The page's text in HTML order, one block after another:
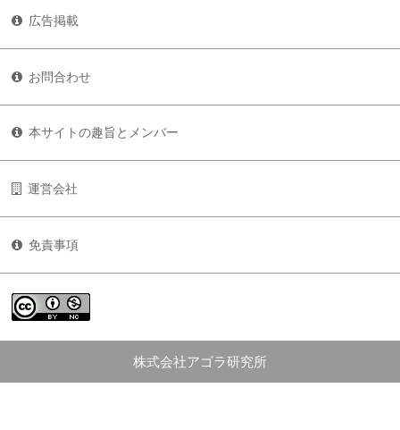
広告掲載
お問合わせ
本サイトの趣旨とメンバー
運営会社
免責事項
株式会社アゴラ研究所